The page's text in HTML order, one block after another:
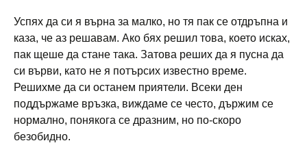
Успях да си я върна за малко, но тя пак се отдръпна и
каза, че аз решавам. Ако бях решил това, което исках,
пак щеше да стане така. Затова реших да я пусна да
си върви, като не я потърсих известно време.
Решихме да си останем приятели. Всеки ден
поддържаме връзка, виждаме се често, държим се
нормално, понякога се дразним, но по-скоро
безобидно.